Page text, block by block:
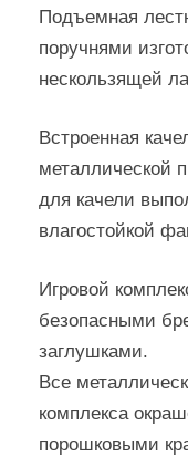
Подъемная
поручнями
нескользящей
Встроенная
металлической
для качели
влагостойкой
Игровой
безопасными
заглушками.
Все
комплекса
порошковыми